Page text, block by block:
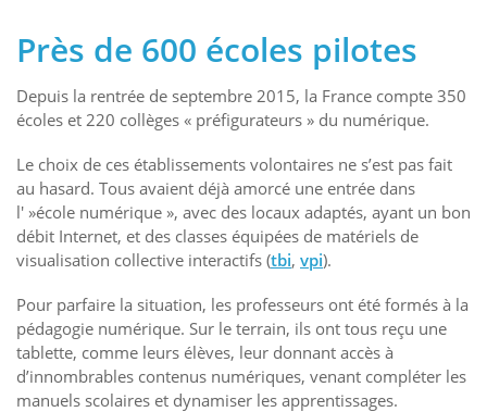
Près de 600 écoles pilotes
Depuis la rentrée de septembre 2015, la France compte 350
écoles et 220 collèges « préfigurateurs » du numérique.
Le choix de ces établissements volontaires ne s’est pas fait
au hasard. Tous avaient déjà amorcé une entrée dans
l' »école numérique », avec des locaux adaptés, ayant un bon
débit Internet, et des classes équipées de matériels de
visualisation collective interactifs (tbi, vpi).
Pour parfaire la situation, les professeurs ont été formés à la
pédagogie numérique. Sur le terrain, ils ont tous reçu une
tablette, comme leurs élèves, leur donnant accès à
d’innombrables contenus numériques, venant compléter les
manuels scolaires et dynamiser les apprentissages.